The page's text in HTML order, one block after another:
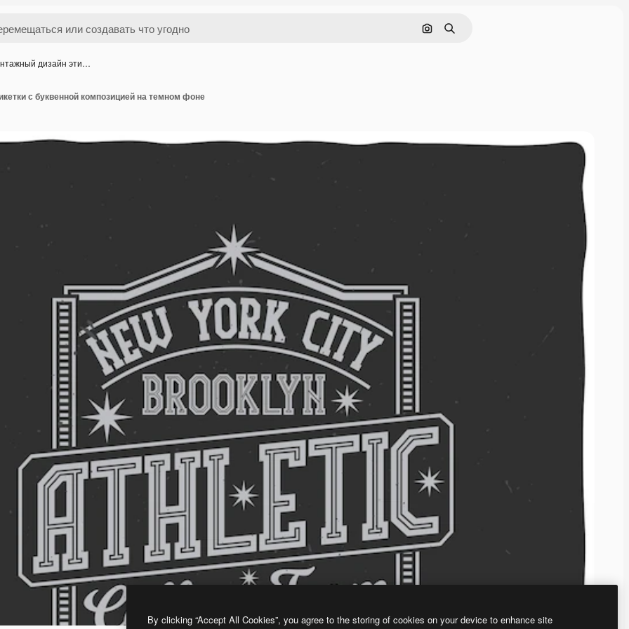
Поиск по изображению
Поиск
дизайн эти…
с буквенной композицией на темном фоне
By clicking “Accept All Cookies”, you agree to the storing of cookies on your device to enhance site